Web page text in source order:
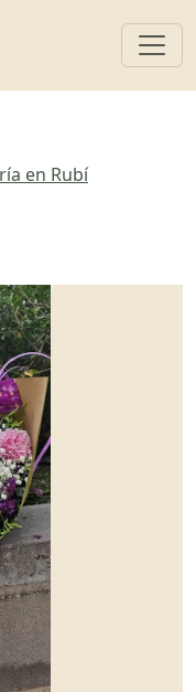
en Rubí